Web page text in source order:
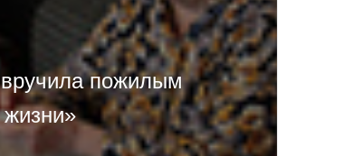
пожилым
жизни»